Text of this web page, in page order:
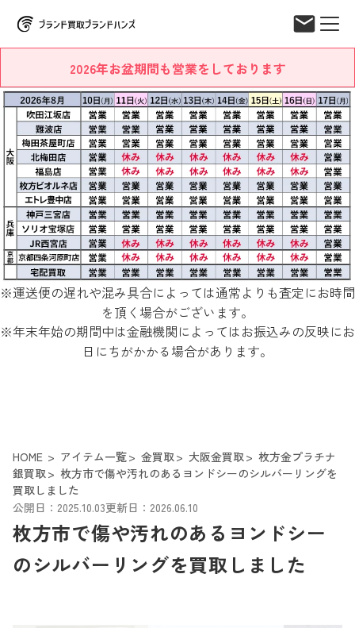
2026年お盆期間も営業をしております
※運送便の遅れや混み具合によっては通常よりも査定にお時間
を頂く場合がございます。
※年末年始の期間中は金融機関によってはお振込みの反映にお
日にちがかかる場合があります。
HOME アイテム一覧 金買取 大阪金買取
枚方金プラチナ
銀買取
枚方市で傷や汚れのあるヨンドシーのシルバーリングを
買取しました
公開日：2025.10.03更新日：2026.06.10
枚方市で傷や汚れのあるヨンドシー
のシルバーリングを買取しました